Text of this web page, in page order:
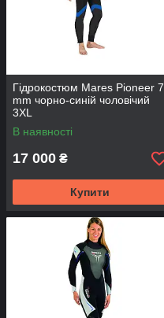
Гідрокостюм Mares Pioneer 7
mm чорно-синій чоловічий
3XL
В наявності
17 000 ₴
Купити